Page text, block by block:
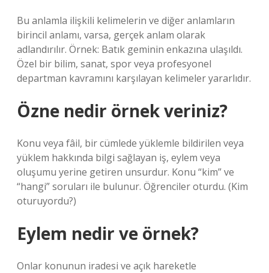
Bu anlamla ilişkili kelimelerin ve diğer anlamların
birincil anlamı, varsa, gerçek anlam olarak
adlandırılır. Örnek: Batık geminin enkazına ulaşıldı.
Özel bir bilim, sanat, spor veya profesyonel
departman kavramını karşılayan kelimeler yararlıdır.
Özne nedir örnek veriniz?
Konu veya fâil, bir cümlede yüklemle bildirilen veya
yüklem hakkında bilgi sağlayan iş, eylem veya
oluşumu yerine getiren unsurdur. Konu “kim” ve
“hangi” soruları ile bulunur. Öğrenciler oturdu. (Kim
oturuyordu?)
Eylem nedir ve örnek?
Onlar konunun iradesi ve açık hareketle